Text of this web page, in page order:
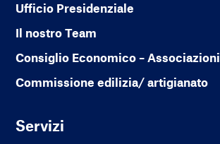
Ufficio Presidenziale
Il nostro Team
Consiglio Economico – Associazioni
Commissione edilizia/ artigianato
Servizi